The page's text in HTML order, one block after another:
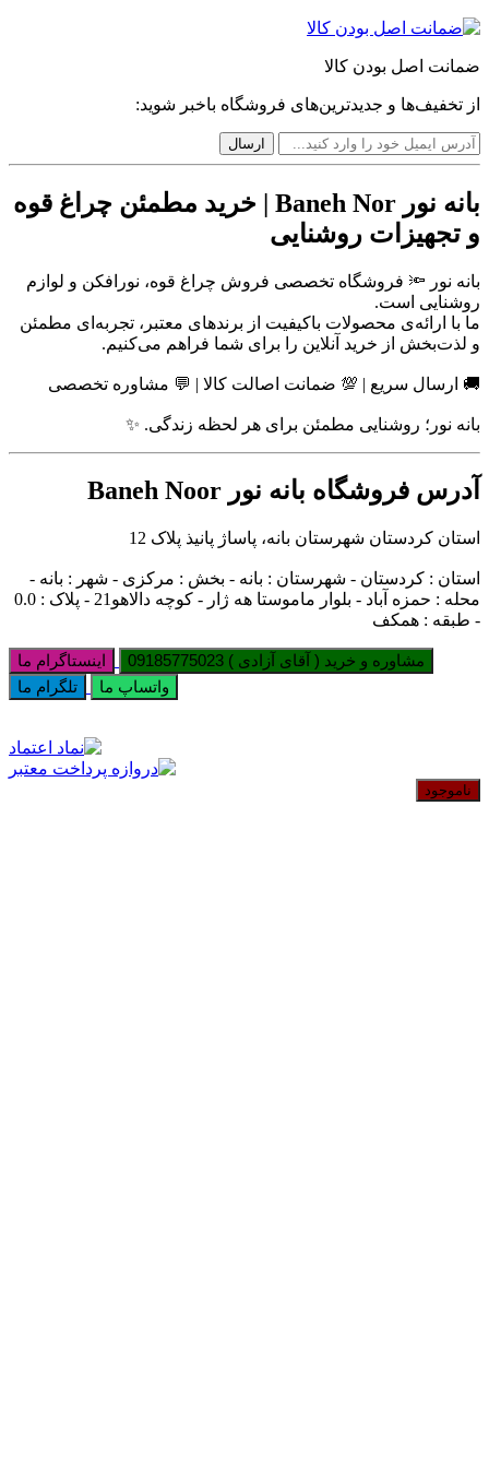
ضمانت اصل بودن کالا
از تخفیف‌ها و جدیدترین‌های فروشگاه باخبر شوید:
بانه نور Baneh Nor | خرید مطمئن چراغ قوه
و تجهیزات روشنایی
بانه نور 🔦 فروشگاه تخصصی فروش چراغ قوه، نورافکن و لوازم
روشنایی است.
ما با ارائه‌ی محصولات باکیفیت از برندهای معتبر، تجربه‌ای مطمئن
و لذت‌بخش از خرید آنلاین را برای شما فراهم می‌کنیم.
🚚 ارسال سریع | 💯 ضمانت اصالت کالا | 💬 مشاوره تخصصی
بانه نور؛ روشنایی مطمئن برای هر لحظه زندگی. ✨
آدرس فروشگاه بانه نور Baneh Noor
استان کردستان شهرستان بانه، پاساژ پانیذ پلاک 12
استان : کردستان - شهرستان : بانه - بخش : مرکزی - شهر : بانه -
محله : حمزه آباد - بلوار ماموستا هه ژار - کوچه دالاهو21 - پلاک : 0.0
- طبقه : همکف
مشاوره و خرید ( آقای آزادی ) 09185775023
اینستاگرام ما
واتساپ ما
تلگرام ما
ناموجود